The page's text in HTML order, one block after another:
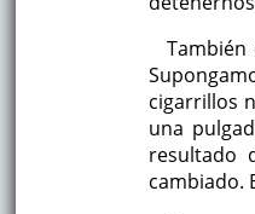
También
cigarrillos
una
resultado
cambiado.